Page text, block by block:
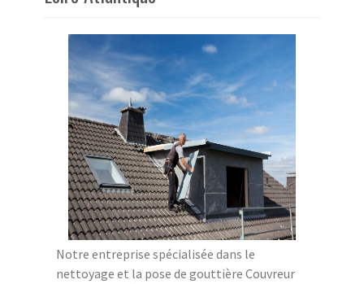
Notre entreprise spécialisée dans le
nettoyage et la pose de gouttière Couvreur